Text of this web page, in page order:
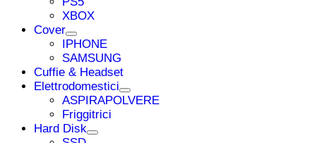
XBOX
Cover
IPHONE
SAMSUNG
Cuffie & Headset
Elettrodomestici
ASPIRAPOLVERE
Friggitrici
Hard Disk